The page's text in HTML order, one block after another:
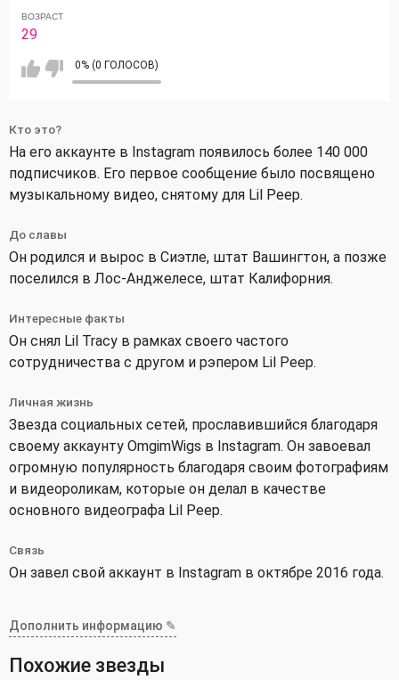
ВОЗРАСТ
29
0% (0 ГОЛОСОВ)
Кто это?
На его аккаунте в Instagram появилось более 140 000
подписчиков. Его первое сообщение было посвящено
музыкальному видео, снятому для Lil Peep.
До славы
Он родился и вырос в Сиэтле, штат Вашингтон, а позже
поселился в Лос-Анджелесе, штат Калифорния.
Интересные факты
Он снял Lil Tracy в рамках своего частого
сотрудничества с другом и рэпером Lil Peep.
Личная жизнь
Звезда социальных сетей, прославившийся благодаря
своему аккаунту OmgimWigs в Instagram. Он завоевал
огромную популярность благодаря своим фотографиям
и видеороликам, которые он делал в качестве
основного видеографа Lil Peep.
Связь
Он завел свой аккаунт в Instagram в октябре 2016 года.
Дополнить информацию ✎
Похожие звезды